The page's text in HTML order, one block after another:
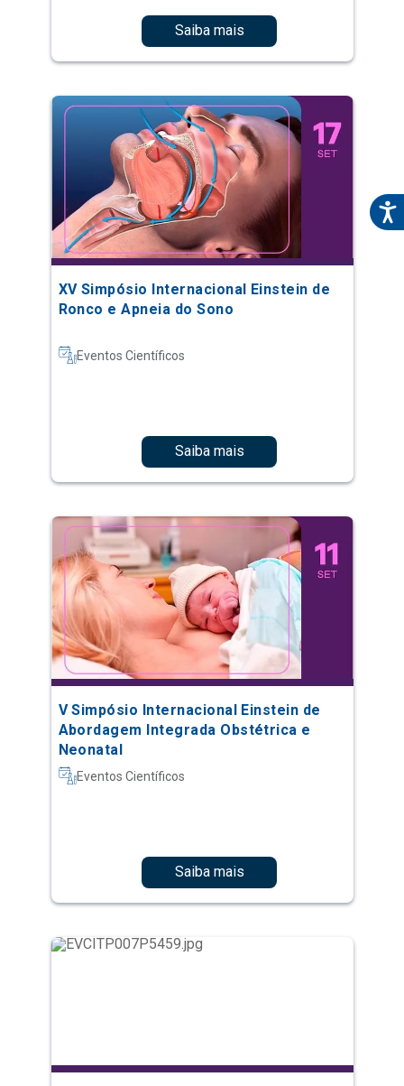
Saiba mais
XV Simpósio Internacional Einstein de
Ronco e Apneia do Sono
Eventos Científicos
Saiba mais
V Simpósio Internacional Einstein de
Abordagem Integrada Obstétrica e
Neonatal
Eventos Científicos
Saiba mais